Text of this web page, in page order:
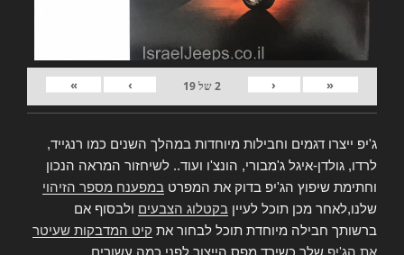
«
‹
2של19
›
»
ג'יפ ייצרו דגמים וחבילות מיוחדות במהלך השנים כמו רנגייד,
לרדו, גולדן-איגל ג'מבורי, הונצ'ו ועוד.. לשיחזור המראה הנכון
וחתימת שיפוץ הג'יפ בדוק את המפרט במפענח מספר הזיהוי
שלנו,לאחר מכן תוכל לעיין בקטלוג הצבעים ולבסוף אם
ברשותך חבילה מיוחדת תוכל לבחור את קיט המדבקות שעיטר